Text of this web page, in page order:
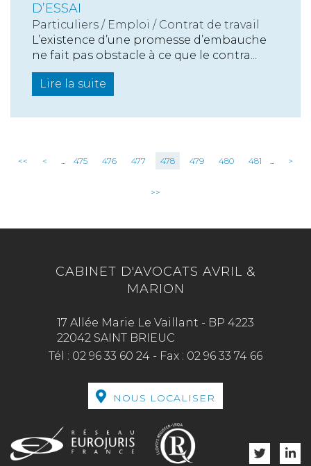
D’ESSAI
Particuliers / Emploi / Contrat de travail
L’existence d’une promesse d’embauche
ne fait pas obstacle à ce que le contra...
Lire la suite
<< < ... 475 476 477 478 479 480 481 ... >
>>
CABINET D'AVOCATS AVRIL &
MARION
17 Allée Marie Le Vaillant - BP 4223
22042 SAINT BRIEUC
Tél : 02 96 33 60 24 - Fax : 02 96 33 74 66
NOUS LOCALISER